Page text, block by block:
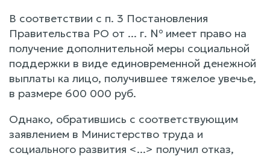
В соответствии с п. 3 Постановления
Правительства РО от ... г. № имеет право на
получение дополнительной меры социальной
поддержки в виде единовременной денежной
выплаты ка лицо, получившее тяжелое увечье,
в размере 600 000 руб.
Однако, обратившись с соответствующим
заявлением в Министерство труда и
социального развития <...> получил отказ,